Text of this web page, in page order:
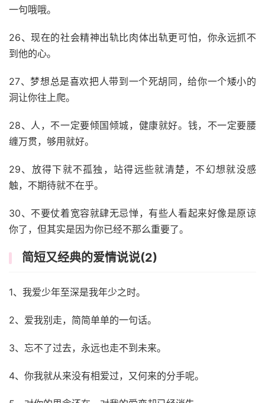
一句哦哦。
26、现在的社会精神出轨比肉体出轨更可怕，你永远抓不
到他的心。
27、梦想总是喜欢把人带到一个死胡同，给你一个矮小的
洞让你往上爬。
28、人，不一定要倾国倾城，健康就好。钱，不一定要腰
缠万贯，够用就好。
29、放得下就不孤独，站得远些就清楚，不幻想就没感
触，不期待就不在乎。
30、不要仗着宽容就肆无忌惮，有些人看起来好像是原谅
你了，但其实是因为你已经不那么重要了。
简短又经典的爱情说说(2)
1、我爱少年至深是我年少之时。
2、爱我别走，简简单单的一句话。
3、忘不了过去，永远也走不到未来。
4、你我就从来没有相爱过，又何来的分手呢。